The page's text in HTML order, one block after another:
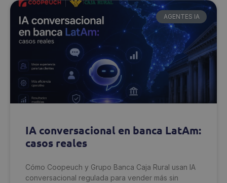
AGENTES IA
IA conversacional en banca LatAm:
casos reales
Cómo Coopeuch y Grupo Banca Caja Rural usan IA
conversacional regulada para vender más sin